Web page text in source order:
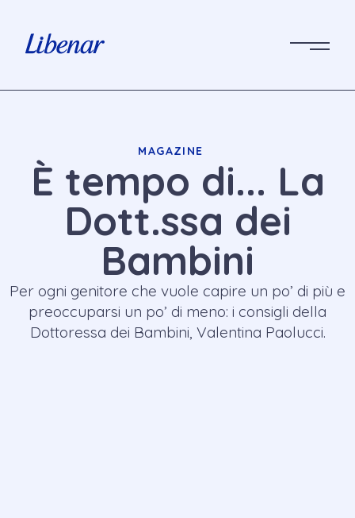
MAGAZINE
È tempo di... La
Dott.ssa dei
Bambini
Per ogni genitore che vuole capire un po’ di più e
preoccuparsi un po’ di meno: i consigli della
Dottoressa dei Bambini, Valentina Paolucci.